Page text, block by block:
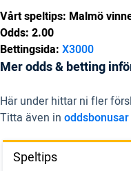
Vårt speltips: Malmö
Odds: 2.00
Bettingsida: X3000
Mer odds & betting
Här under hittar ni fler
Titta även in
Speltips